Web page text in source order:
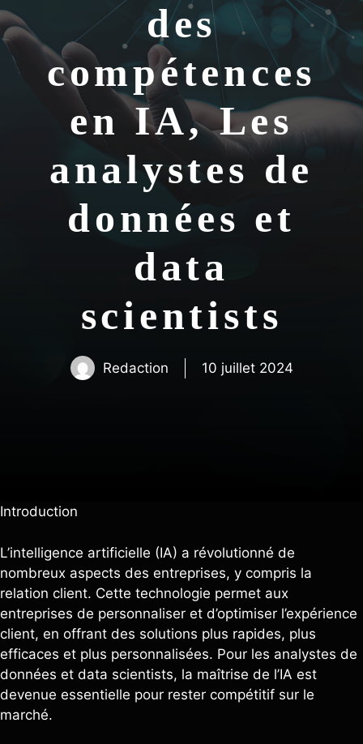
des
compétences
en IA, Les
analystes de
données et
data
scientists
Redaction 10 juillet 2024
Introduction
L’intelligence artificielle (IA) a révolutionné de
nombreux aspects des entreprises, y compris la
relation client. Cette technologie permet aux
entreprises de personnaliser et d’optimiser l’expérience
client, en offrant des solutions plus rapides, plus
efficaces et plus personnalisées. Pour les analystes de
données et data scientists, la maîtrise de l’IA est
devenue essentielle pour rester compétitif sur le
marché.